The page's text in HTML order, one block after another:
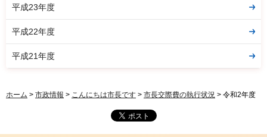
平成23年度
平成22年度
平成21年度
ホーム > 市政情報 > こんにちは市長です > 市長交際費の執行状況 > 令和2年度